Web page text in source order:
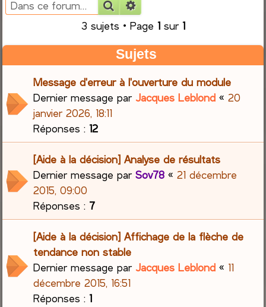
c
Rechercher
3 sujets • Page 1sur 1
Sujets
Message d'erreur à l'ouverture du module
Dernier message parJacques Leblond «20
janvier 2026, 18:11
Réponses :12
[Aide à la décision] Analyse de résultats
Dernier message parSov78 «21 décembre
2015, 09:00
Réponses : 7
[Aide à la décision] Affichage de la flèche de
tendance non stable
Dernier message parJacques Leblond « 11
décembre 2015, 16:51
Réponses :1